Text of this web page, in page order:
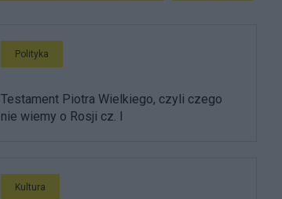
Polityka
Testament Piotra Wielkiego, czyli czego
nie wiemy o Rosji cz. I
Kultura